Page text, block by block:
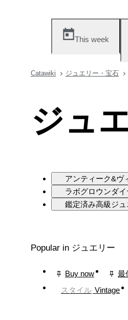
This week
Catawiki ジュエリー・宝石
ジュ
アンティーク&ヴ
ラボグロウンダ
鑑定済み高級ジュ
Popular in ジュエリー
Buy now 最
スタイル Vintage